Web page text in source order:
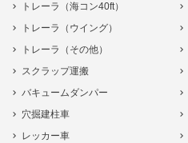
トレーラ（海コン40ft）
トレーラ（ウイング）
トレーラ（その他）
スクラップ運搬
バキュームダンパー
穴掘建柱車
レッカー車